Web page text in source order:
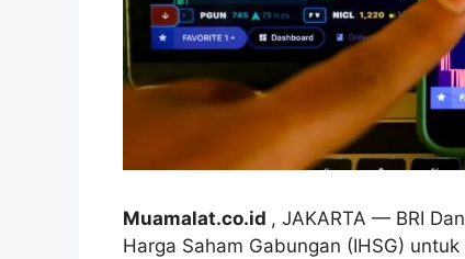
Muamalat.co.id , JAKARTA — BRI
Harga Saham Gabungan (IHSG)